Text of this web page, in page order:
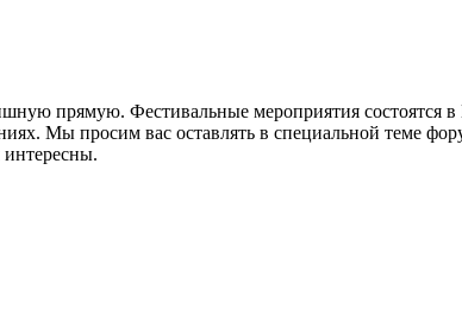
прямую. Фестивальные мероприятия состоятся в
Мы просим вас оставлять в специальной теме
интересны.